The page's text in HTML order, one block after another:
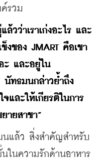
รวม
ล้วว่าเราเก่งอะไร และ
งของ JMART คือเขา
ะ และอยู่ใน
ทธมนกล่าวย้ำถึง
จและให้เกียรติในการ
ายสาขา”
แล้ว สิ่งสำคัญสำหรับ
ในความรักด้านอาหาร